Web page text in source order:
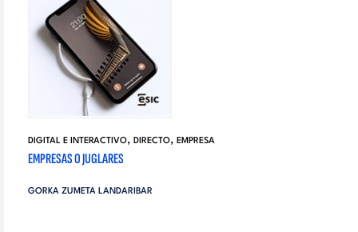
DIGITAL E INTERACTIVO, DIRECTO, EMPRESA
EMPRESAS O JUGLARES
GORKA ZUMETA LANDARIBAR